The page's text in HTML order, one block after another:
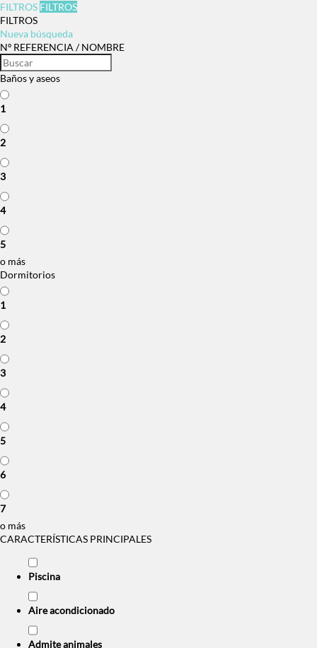
FILTROS FILTROS
FILTROS
Nueva búsqueda
Nº REFERENCIA / NOMBRE
Baños y aseos
1
2
3
4
5
o más
Dormitorios
1
2
3
4
5
6
7
o más
CARACTERÍSTICAS PRINCIPALES
Piscina
Aire acondicionado
Admite animales